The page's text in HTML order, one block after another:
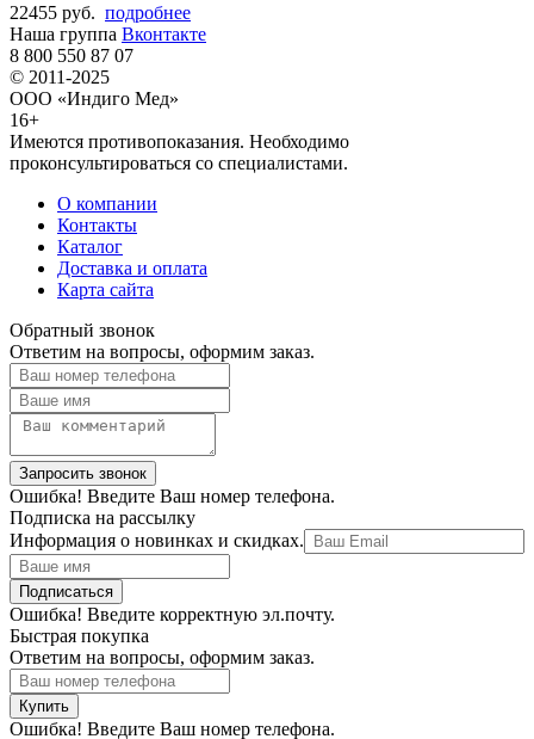
22455 руб. подробнее
Наша группа Вконтакте
8 800 550 87 07
© 2011-2025
ООО «Индиго Мед»
16+
Имеются противопоказания. Необходимо
проконсультироваться со специалистами.
О компании
Контакты
Каталог
Доставка и оплата
Карта сайта
Обратный звонок
Ответим на вопросы, оформим заказ.
Ошибка! Введите Ваш номер телефона.
Подписка на рассылку
Информация о новинках и скидках.
Ошибка! Введите корректную эл.почту.
Быстрая покупка
Ответим на вопросы, оформим заказ.
Ошибка! Введите Ваш номер телефона.